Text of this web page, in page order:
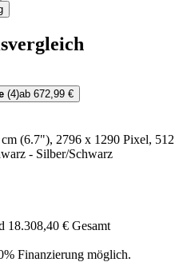
(4)ab 672,99 €
(6.7"), 2796 x 1290 Pixel, 512
- Silber/Schwarz
18.308,40 € Gesamt
Finanzierung möglich.